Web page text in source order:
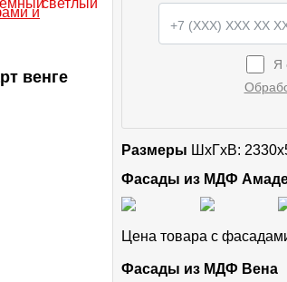
венге
Я
Размеры ШxГхВ:
Фасады из МДФ
Цена товара с
Фасады из МДФ Вена